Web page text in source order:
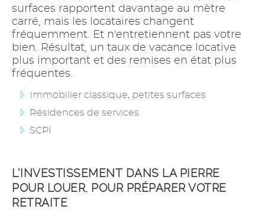
surfaces rapportent davantage au mètre
carré, mais les locataires changent
fréquemment. Et n'entretiennent pas votre
bien. Résultat, un taux de vacance locative
plus important et des remises en état plus
fréquentes.
Immobilier classique, petites surfaces
Résidences de services
SCPI
L’INVESTISSEMENT DANS LA PIERRE
POUR LOUER, POUR PRÉPARER VOTRE
RETRAITE